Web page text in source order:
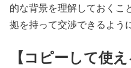
的な背景を理解しておくこ
拠を持って交渉できるよう
【コピーして使